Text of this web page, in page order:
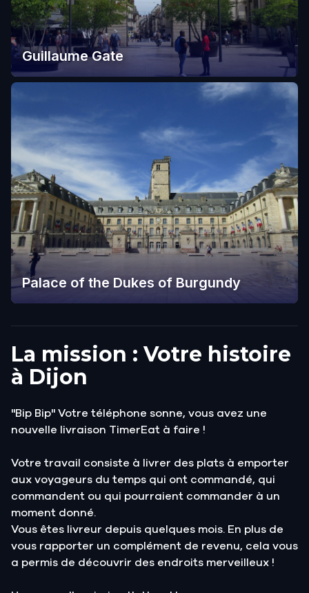
Guillaume Gate
Palace of the Dukes of Burgundy
La mission : Votre histoire
à Dijon
"Bip Bip" Votre téléphone sonne, vous avez une
nouvelle livraison TimerEat à faire !
Votre travail consiste à livrer des plats à emporter
aux voyageurs du temps qui ont commandé, qui
commandent ou qui pourraient commander à un
moment donné.
Vous êtes livreur depuis quelques mois. En plus de
vous rapporter un complément de revenu, cela vous
a permis de découvrir des endroits merveilleux !